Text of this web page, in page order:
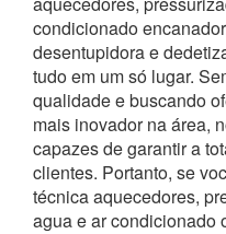
condicionado
desentupidora e
tudo em um só lugar.
qualidade e buscando
mais inovador na área,
capazes de garantir a
clientes. Portanto, se
técnica aquecedores,
agua e ar condicionado